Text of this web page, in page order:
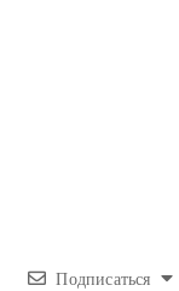
Подписаться